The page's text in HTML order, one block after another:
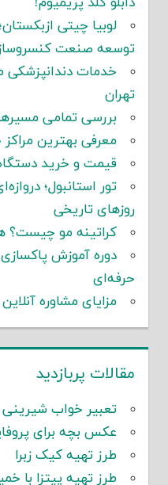
لوبیا چیتی
توسعه صنعت
خدمات دندانپزشکی
تهران
بررسی تمامی
معرفی بهترین مراکز
قیمت و خرید
تور استانبول؛
روزهای تاریخی
کراتینه مو چیست؟
دوره آموزش
حرفه‌ای
مزایای مشاوره
مقالات پربازدید
تعبیر خواب شیرینی
عکس بچه برای
طرز تهیه کیک زبرا
طرز تهیه پیتزا با